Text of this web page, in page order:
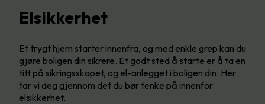
Elsikkerhet
Et trygt hjem starter innenfra, og med enkle grep kan du
gjøre boligen din sikrere. Et godt sted å starte er å ta en
titt på sikringsskapet, og el-anlegget i boligen din. Her
tar vi deg gjennom det du bør tenke på innenfor
elsikkerhet.